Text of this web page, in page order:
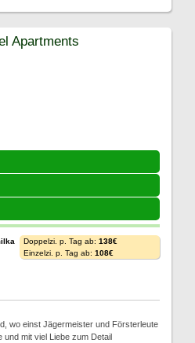
Apartments
Doppelzi. p. Tag ab: 138€
Einzelzi. p. Tag ab: 108€
wo einst Jägermeister und Försterleute
und mit viel Liebe zum Detail